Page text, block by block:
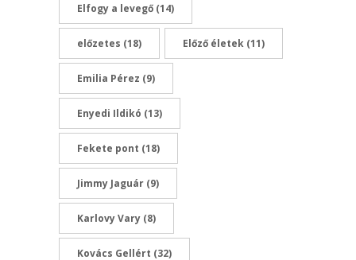
Elfogy a levegő (14)
előzetes (18) Előző életek (11)
Emilia Pérez (9)
Enyedi Ildikó (13)
Fekete pont (18)
Jimmy Jaguár (9)
Karlovy Vary (8)
Kovács Gellért (32)